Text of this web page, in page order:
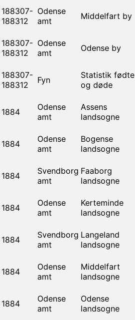
188307-
188312
Odense
amt
Middelfart by
188307-
188312
Odense
amt
Odense by
188307-
188312
Fyn
Statistik fødte
og døde
1884
Odense
amt
Assens
landsogne
1884
Odense
amt
Bogense
landsogne
1884
Svendborg
amt
Faaborg
landsogne
1884
Odense
amt
Kerteminde
landsogne
1884
Svendborg
amt
Langeland
landsogne
1884
Odense
amt
Middelfart
landsogne
1884
Odense
amt
Odense
landsogne